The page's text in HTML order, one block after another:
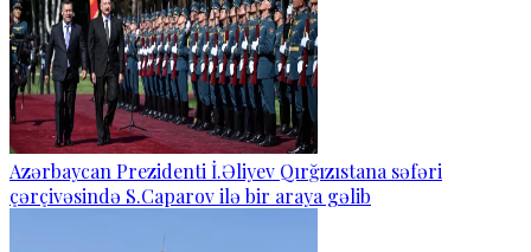
Azərbaycan Prezidenti İ.Əliyev Qırğızıstana səfəri
çərçivəsində S.Caparov ilə bir araya gəlib